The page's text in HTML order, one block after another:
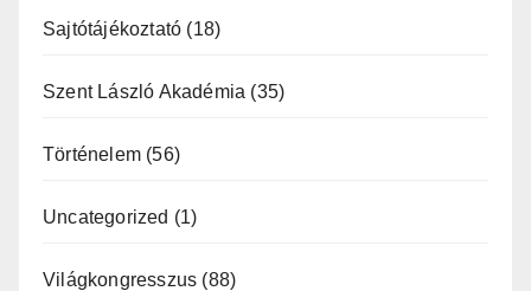
Sajtótájékoztató (18)
Szent László Akadémia (35)
Történelem (56)
Uncategorized (1)
Világkongresszus (88)